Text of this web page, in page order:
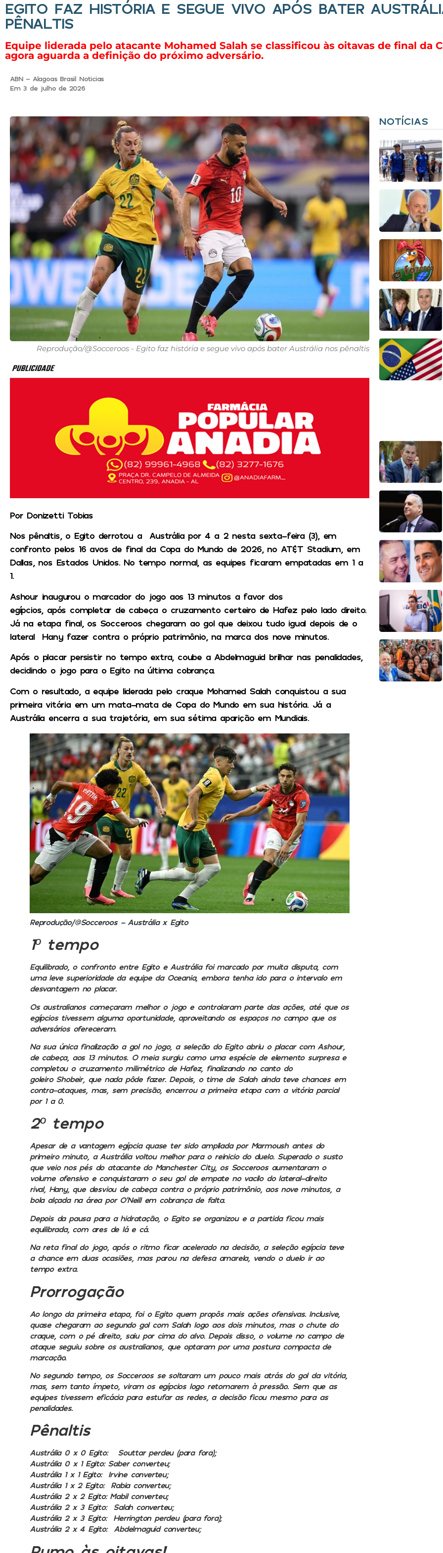
EGITO FAZ HISTÓRIA E SEGUE VIVO APÓS BATER
PÊNALTIS
Equipe liderada pelo atacante Mohamed Salah se classificou às oitavas de final da
agora aguarda a definição do próximo adversário.
ABN - Alagoas Brasil Noticias
Em 3 de julho de 2026
Reprodução/@Socceroos - Egito faz história e segue vivo após bater Austrália nos pênaltis
Por Donizetti Tobias
Nos pênaltis, o Egitoderrotou aAustrália por 4 a 2 nesta sexta-feira (3), em
confronto pelos 16 avos de final da Copa do Mundo de 2026,no AT&T Stadium, em
Dallas, nos Estados Unidos. No tempo normal, as equipes ficaram empatadas em 1 a
1.
Ashourinaugurou o marcador do jogo aos 13 minutos a favor dos
egípcios, após completar de cabeça o cruzamento certeiro de Hafez pelo lado direito.
Já na etapa final, os Socceroos chegaram ao gol que deixou tudo igual depois de o
lateral Hanyfazer contra o próprio patrimônio, na marca dos nove minutos.
Após o placar persistir no tempo extra, coube a Abdelmaguidbrilhar nas penalidades,
decidindo o jogo para o Egitona última cobrança.
Com o resultado, a equipe liderada pelo craque Mohamed Salah conquistou a sua
primeira vitória em um mata-mata de Copa do Mundo em sua história. Já a
Austrália encerra a sua trajetória, em sua sétima aparição em Mundiais.
Reprodução/@Socceroos – Austrália x Egito
1º tempo
Equilibrado, o confronto entre Egito e Austrália foi marcado por muita disputa, com
uma leve superioridade da equipe da Oceania, embora tenha ido para o intervalo em
desvantagem no placar.
Os australianos começaram melhor o jogo e controlaram parte das ações, até que os
egípcios tivessem alguma oportunidade, aproveitando os espaços no campo que os
adversários ofereceram.
Na sua única finalização a gol no jogo, a seleção do Egito abriu o placar com Ashour,
de cabeça, aos 13 minutos. O meia surgiu como uma espécie de elemento surpresa e
completou o cruzamento milimétrico de Hafez, finalizando no canto do
goleiro Shobeir, que nada pôde fazer. Depois, o time de Salah ainda teve chances em
contra-ataques, mas, sem precisão, encerrou a primeira etapa com a vitória parcial
por 1 a 0.
2º tempo
Apesar de a vantagem egípcia quase ter sido ampliada por Marmoush antes do
primeiro minuto, a Austrália voltou melhor para o reinicio do duelo. Superado o susto
que veio nos pés do atacante do Manchester City, os Socceroos aumentaram o
volume ofensivo e conquistaram o seu gol de empate no vacilo do lateral-direito
rival, Hany,que desviou de cabeça contra o próprio patrimônio, aos nove minutos, a
bola alçada na área por O’Neill em cobrança de falta.
Depois da pausa para a hidratação, o Egito se organizou e a partida ficou mais
equilibrada, com ares de lá e cá.
Na reta final do jogo, após o ritmo ficar acelerado na decisão, a seleção egípcia teve
a chance em duas ocasiões, mas parou na defesa amarela, vendo o duelo ir ao
tempo extra.
Prorrogação
Ao longo da primeira etapa, foi o Egito quem propôs mais ações ofensivas. Inclusive,
quase chegaram ao segundo gol com Salah logo aos dois minutos, mas o chute do
craque, com o pé direito, saiu por cima do alvo. Depois disso, o volume no campo de
ataque seguiu sobre os australianos, que optaram por uma postura compacta de
marcação.
No segundo tempo, os Socceroos se soltaram um pouco mais atrás do gol da vitória,
mas, sem tanto ímpeto, viram os egípcios logo retomarem à pressão. Sem que as
equipes tivessem eficácia para estufar as redes, a decisão ficou mesmo para as
penalidades.
Pênaltis
Austrália 0 x 0 Egito:Souttar perdeu (para fora);
Austrália 0 x 1 Egito: Saber converteu;
Austrália 1 x 1 Egito:Irvine converteu;
Austrália 1 x 2 Egito:Rabia converteu;
Austrália 2 x 2 Egito: Mabil converteu;
Austrália 2 x 3 Egito:Salah converteu;
Austrália 2 x 3 Egito:Herrington perdeu (para fora);
Austrália 2 x 4 Egito:Abdelmaguid converteu;
NOTÍCIAS